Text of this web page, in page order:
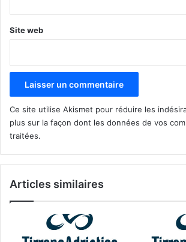
Site web
Ce site utilise Akismet pour réduire les
plus sur la façon dont les données de vos
traitées.
Articles similaires